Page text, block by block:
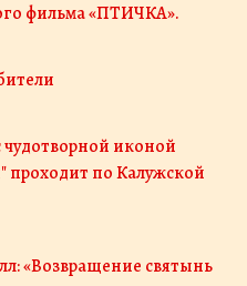
фильма «ПТИЧКА».
иконой
проходит по Калужской
«Возвращение святынь